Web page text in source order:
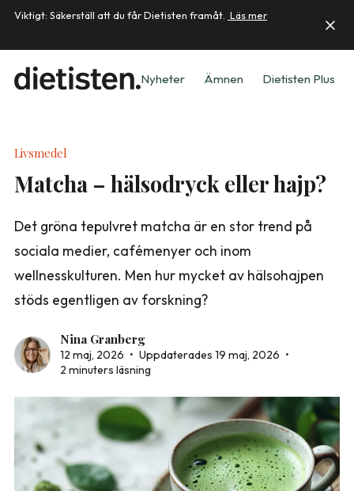
Viktigt: Säkerställ att du får Dietisten framåt. Läs mer
Nyheter Ämnen Dietisten Plus
Livsmedel
Matcha – hälsodryck eller hajp?
Det gröna tepulvret matcha är en stor trend på
sociala medier, cafémenyer och inom
wellnesskulturen. Men hur mycket av hälsohajpen
stöds egentligen av forskning?
Nina Granberg
12 maj, 2026 • Uppdaterades 19 maj, 2026 •
2 minuters läsning